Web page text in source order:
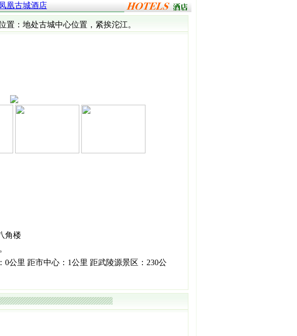
凤凰古城酒店
置： 地处古城中心位置，紧挨沱江。
角楼
0公里 距市中心：1公里 距武陵源景区：230公